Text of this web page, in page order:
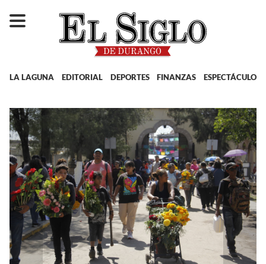
LA LAGUNA EDITORIAL DEPORTES FINANZAS ESPECTÁCULOS